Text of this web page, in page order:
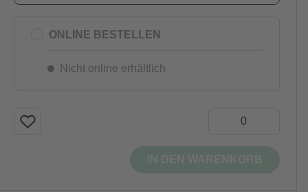
ONLINE BESTELLEN
Nicht online erhältlich